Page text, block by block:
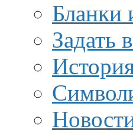
Бланки
Задать